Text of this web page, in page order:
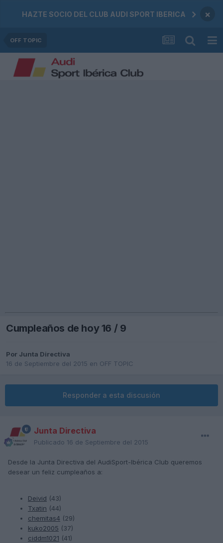
HAZTE SOCIO DEL CLUB AUDI SPORT IBERICA ×
OFF TOPIC
Cumpleaños de hoy 16 / 9
Por Junta Directiva
16 de Septiembre del 2015 en OFF TOPIC
Responder a esta discusión
Junta Directiva
Publicado 16 de Septiembre del 2015
Desde la Junta Directiva del AudiSport-Ibérica Club queremos
desear un feliz cumpleaños a:
Deivid (43)
Txatin (44)
chemitas4 (29)
kuko2005 (37)
ciddm1021 (41)